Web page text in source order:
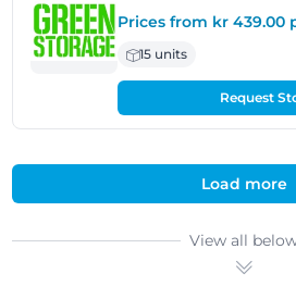
Prices from kr 439.00
15 units
Request
Load more
View all